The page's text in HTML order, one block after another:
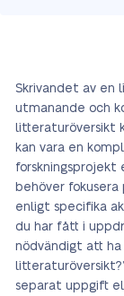
Skrivandet av en
utmanande och
litteraturöversikt
kan vara en
forskningsprojekt
behöver
enligt specifika
du har fått i
nödvändigt att ha
separat uppgift